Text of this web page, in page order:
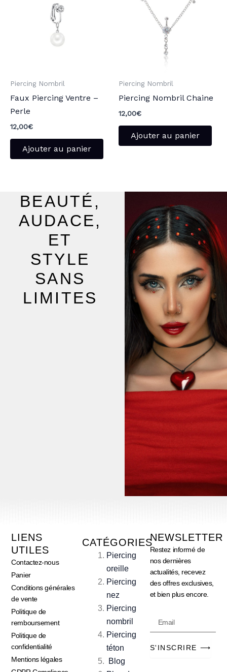
Piercing Nombril
Faux Piercing Ventre –
Perle
12,00€
Ajouter au panier
Piercing Nombril
Piercing Nombril Chaine
12,00€
Ajouter au panier
BEAUTÉ,
AUDACE,
ET
STYLE
SANS
LIMITES
LIENS
UTILES
Contactez-nous
Panier
Conditions générales
de vente
Politique de
remboursement
Politique de
confidentialité
Mentions légales
CATÉGORIES
Piercing
oreille
Piercing
nez
Piercing
nombril
Piercing
téton
Blog
NEWSLETTER
Restez informé de
nos dernières
actualités, recevez
des offres exclusives,
et bien plus encore.
S'INSCRIRE ⟶